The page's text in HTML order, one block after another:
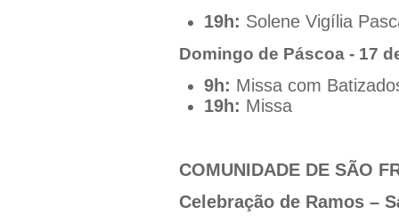
19h: Solene Vigília
Domingo de Páscoa - 17
9h: Missa com
19h: Missa
COMUNIDADE DE SÃO
Celebração de Ramos –